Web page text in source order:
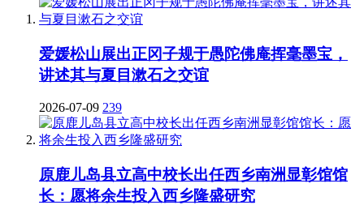
爱媛松山展出正冈子规于愚陀佛庵挥毫墨宝，
讲述其与夏目漱石之交谊
2026-07-09 239
原鹿儿岛县立高中校长出任西乡南洲显彰馆馆
长：愿将余生投入西乡隆盛研究